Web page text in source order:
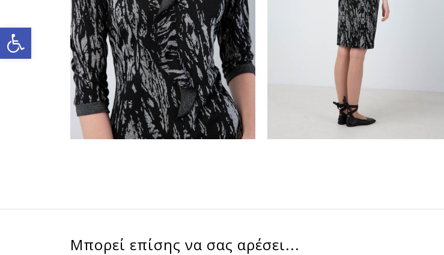
Ανοίξτε τη γραμμή εργαλείων
Μπορεί επίσης να σας αρέσει...